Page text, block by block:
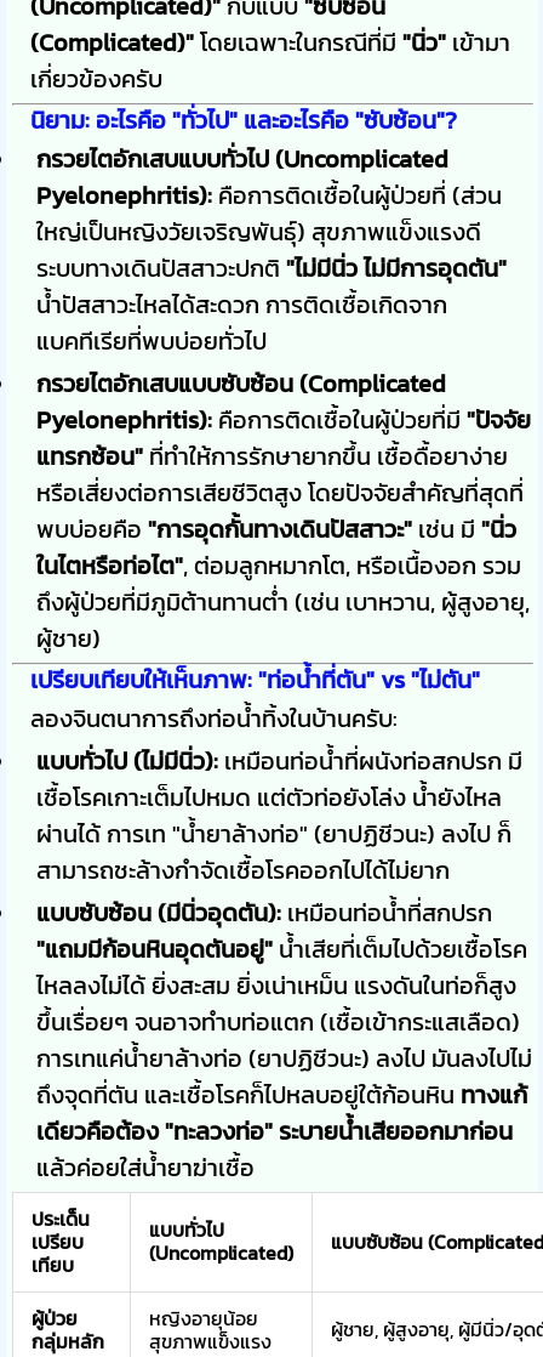
(Complicated)"โดยเฉพาะในกรณีที่มี "นิ่ว" เข้ามา
เกี่ยวข้องครับ
นิยาม: อะไรคือ "ทั่วไป" และอะไรคือ "ซับซ้อน"?
กรวยไตอักเสบแบบทั่วไป (Uncomplicated
Pyelonephritis): คือการติดเชื้อในผู้ป่วยที่ (ส่วน
ใหญ่เป็นหญิงวัยเจริญพันธุ์) สุขภาพแข็งแรงดี
ระบบทางเดินปัสสาวะปกติ "ไม่มีนิ่ว ไม่มีการอุดตัน"
น้ำปัสสาวะไหลได้สะดวก การติดเชื้อเกิดจาก
แบคทีเรียที่พบบ่อยทั่วไป
กรวยไตอักเสบแบบซับซ้อน (Complicated
Pyelonephritis): คือการติดเชื้อในผู้ป่วยที่มี "ปัจจัย
แทรกซ้อน" ที่ทำให้การรักษายากขึ้น เชื้อดื้อยาง่าย
หรือเสี่ยงต่อการเสียชีวิตสูง โดยปัจจัยสำคัญที่สุดที่
พบบ่อยคือ "การอุดกั้นทางเดินปัสสาวะ" เช่น มี "นิ่ว
ในไตหรือท่อไต", ต่อมลูกหมากโต, หรือเนื้องอก รวม
ถึงผู้ป่วยที่มีภูมิต้านทานต่ำ (เช่น เบาหวาน, ผู้สูงอายุ,
ผู้ชาย)
เปรียบเทียบให้เห็นภาพ: "ท่อน้ำที่ตัน" vs "ไม่ตัน"
ลองจินตนาการถึงท่อน้ำทิ้งในบ้านครับ:
แบบทั่วไป (ไม่มีนิ่ว): เหมือนท่อน้ำที่ผนังท่อสกปรก มี
เชื้อโรคเกาะเต็มไปหมด แต่ตัวท่อยังโล่ง น้ำยังไหล
ผ่านได้ การเท "น้ำยาล้างท่อ" (ยาปฏิชีวนะ) ลงไป ก็
สามารถชะล้างกำจัดเชื้อโรคออกไปได้ไม่ยาก
แบบซับซ้อน (มีนิ่วอุดตัน): เหมือนท่อน้ำที่สกปรก
"แถมมีก้อนหินอุดตันอยู่" น้ำเสียที่เต็มไปด้วยเชื้อโรค
ไหลลงไม่ได้ ยิ่งสะสม ยิ่งเน่าเหม็น แรงดันในท่อก็สูง
ขึ้นเรื่อยๆ จนอาจทำบท่อแตก (เชื้อเข้ากระแสเลือด)
การเทแค่น้ำยาล้างท่อ (ยาปฏิชีวนะ) ลงไป มันลงไปไม่
ถึงจุดที่ตัน และเชื้อโรคก็ไปหลบอยู่ใต้ก้อนหิน ทางแก้
เดียวคือต้อง "ทะลวงท่อ" ระบายน้ำเสียออกมาก่อน
แล้วค่อยใส่น้ำยาฆ่าเชื้อ
ประเด็น
เปรียบ
เทียบ
แบบทั่วไป
(Uncomplicated) แบบซับซ้อน
ผู้ป่วย
กลุ่มหลัก
หญิงอายุน้อย
สุขภาพแข็งแรง ผู้ชาย, ผู้สูงอายุ, ผู้มีนิ่ว/อุด